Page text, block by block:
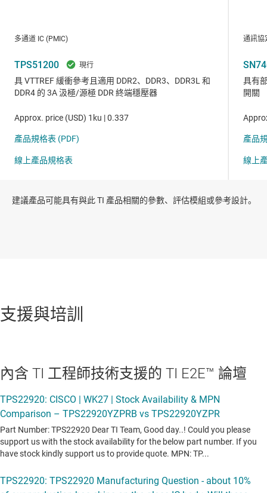
建議產品可能具有與此 TI 產品相關的參數、評估模組或參考設計。
支援與培訓
內含 TI 工程師技術支援的 TI E2E™ 論壇